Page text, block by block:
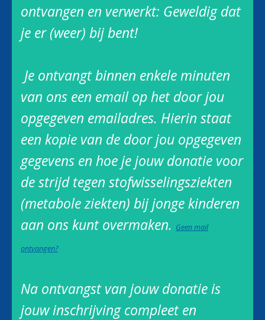
ontvangen en verwerkt: Geweldig dat
je er (weer) bij bent!
Je ontvangt binnen enkele minuten
van ons een email op het door jou
opgegeven emailadres. Hierin staat
een kopie van de door jou opgegeven
gegevens en hoe je jouw donatie voor
de strijd tegen stofwisselingsziekten
(metabole ziekten) bij jonge kinderen
aan ons kunt overmaken. Geen mail
ontvangen?
Na ontvangst van jouw donatie is
jouw inschrijving compleet en